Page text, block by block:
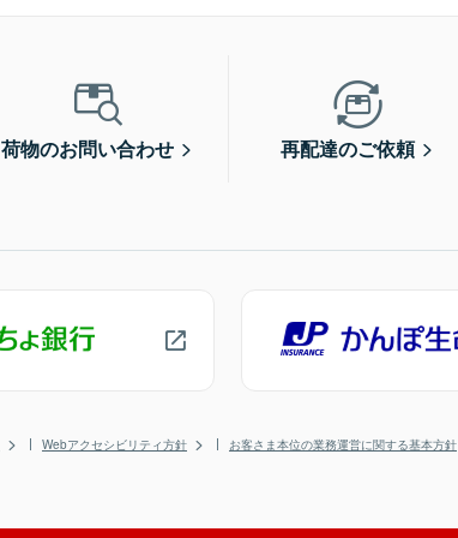
荷物のお問い合わせ 再配達のご依頼
Webアクセシビリティ方針 お客さま本位の業務運営に関する基本方針